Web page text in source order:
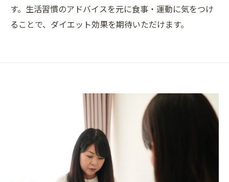
す。生活習慣のアドバイスを元に食事・運動に気をつけ
ることで、ダイエット効果を期待いただけます。